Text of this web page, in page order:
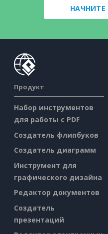
НАЧНИТЕ
Продукт
Набор инструментов
для работы с PDF
Создатель флипбуков
Создатель диаграмм
Инструмент для
графического дизайна
Редактор документов
Создатель
презентаций